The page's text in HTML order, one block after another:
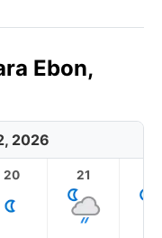
Ebon,
2026
20 21